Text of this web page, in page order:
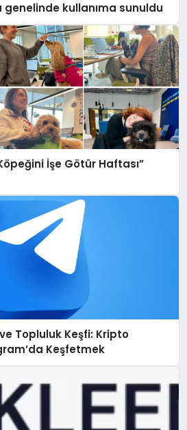
genelinde kullanıma sunuldu
İşe Götür Haftası”
Topluluk Keşfi: Kripto
Keşfetmek